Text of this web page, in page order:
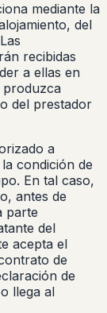
mediante la
del
recibidas
a ellas en
produzca
del prestador
a
condición de
En tal caso,
antes de
parte
del
acepta el
de
de
llega al